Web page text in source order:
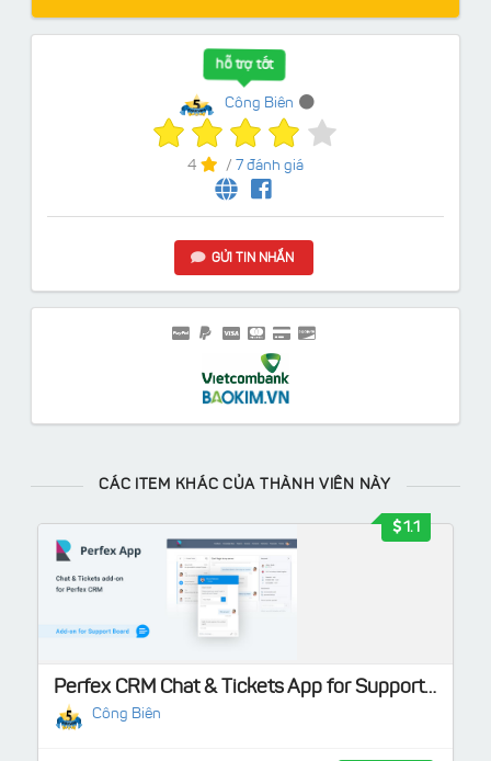
hỗ trợ tốt
Công Biên
4 / 7 đánh giá
GỬI TIN NHẮN
CÁC ITEM KHÁC CỦA THÀNH VIÊN NÀY
Perfex CRM Chat & Tickets App for Support Board
Công Biên
1.1